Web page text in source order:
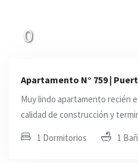
0
Apartamento N° 759 |
Muy lindo apartamento recién
calidad de construcción y
1 Dormitorios 1